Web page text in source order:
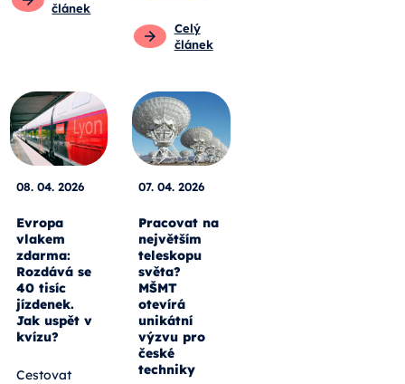
článek
Celý
článek
08. 04. 2026
Evropa
vlakem
zdarma:
Rozdává se
40 tisíc
jízdenek.
Jak uspět v
kvízu?
Cestovat
07. 04. 2026
Pracovat na
největším
teleskopu
světa?
MŠMT
otevírá
unikátní
výzvu pro
české
techniky